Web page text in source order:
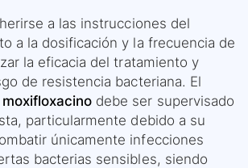
a las instrucciones del
a la dosificación y la frecuencia de
la eficacia del tratamiento y
de resistencia bacteriana. El
moxifloxacino debe ser supervisado
particularmente debido a su
únicamente infecciones
bacterias sensibles, siendo